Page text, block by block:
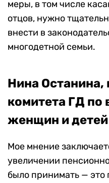
меры, в том числе
отцов, нужно
внести в
многодетной семьи.
Нина Останина,
комитета ГД по
женщин и детей
Мое мнение
увеличении
было принимать — это